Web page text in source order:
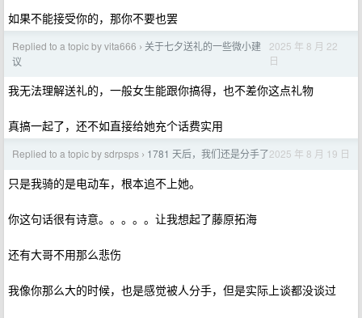
如果不能接受你的，那你不要也罢
Replied to a topic by vita666 › 关于七夕送礼的一些微小建
议
2025 年 8 月 22
日
我无法理解送礼的，一般女生能跟你搞得，也不差你这点礼物
真搞一起了，还不如直接给她充个话费实用
Replied to a topic by sdrpsps › 1781 天后，我们还是分手了2025 年 8 月 19 日
只是我骑的是电动车，根本追不上她。
你这句话很有诗意。。。。。让我想起了藤原拓海
还有大哥不用那么悲伤
我像你那么大的时候，也是感觉被人分手，但是实际上谈都没谈过